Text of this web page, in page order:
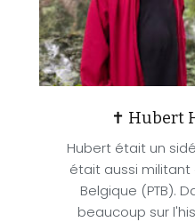
✝ Hubert
Hubert était un
était aussi militant
Belgique (PTB).
beaucoup sur